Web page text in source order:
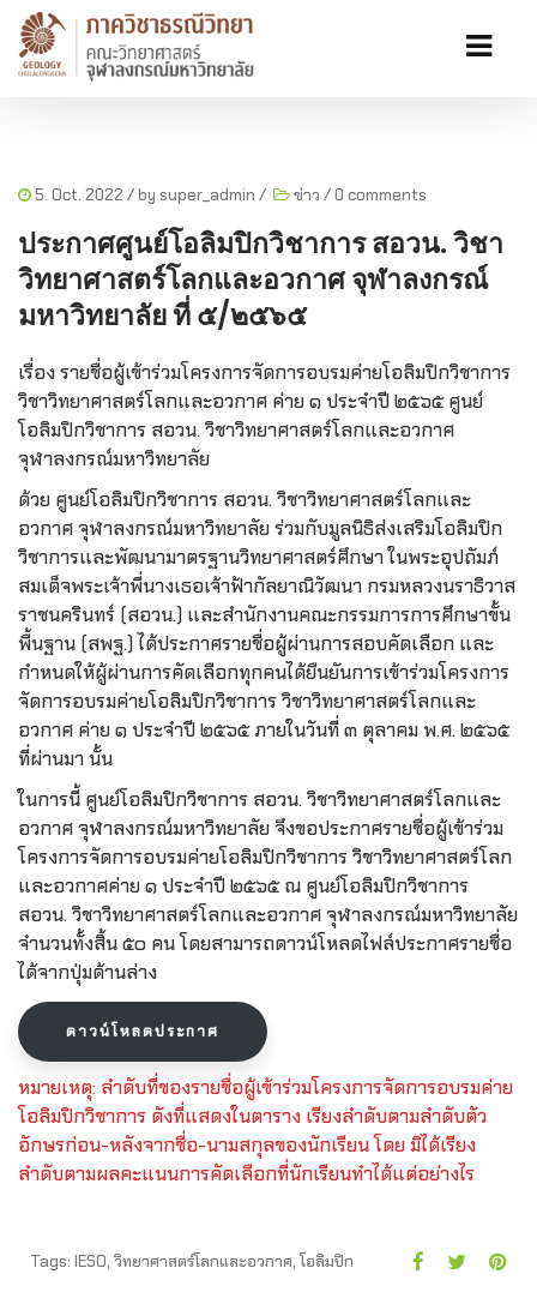
5. Oct. 2022 / by super_admin / ข่าว /0 comments
ประกาศศูนย์โอลิมปิกวิชาการ สอวน. วิชา
วิทยาศาสตร์โลกและอวกาศ จุฬาลงกรณ์
มหาวิทยาลัย ที่ ๕/๒๕๖๕
เรื่อง รายชื่อผู้เข้าร่วมโครงการจัดการอบรมค่ายโอลิมปิกวิชาการ
วิชาวิทยาศาสตร์โลกและอวกาศ ค่าย ๑ ประจำปี ๒๕๖๕ ศูนย์
โอลิมปิกวิชาการ สอวน. วิชาวิทยาศาสตร์โลกและอวกาศ
จุฬาลงกรณ์มหาวิทยาลัย
ด้วย ศูนย์โอลิมปิกวิชาการ สอวน. วิชาวิทยาศาสตร์โลกและ
อวกาศ จุฬาลงกรณ์มหาวิทยาลัย ร่วมกับมูลนิธิส่งเสริมโอลิมปิก
วิชาการและพัฒนามาตรฐานวิทยาศาสตร์ศึกษา ในพระอุปถัมภ์
สมเด็จพระเจ้าพี่นางเธอเจ้าฟ้ากัลยาณิวัฒนา กรมหลวงนราธิวาส
ราชนครินทร์ (สอวน.) และสำนักงานคณะกรรมการการศึกษาขั้น
พื้นฐาน (สพฐ.) ได้ประกาศรายชื่อผู้ผ่านการสอบคัดเลือก และ
กำหนดให้ผู้ผ่านการคัดเลือกทุกคนได้ยืนยันการเข้าร่วมโครงการ
จัดการอบรมค่ายโอลิมปิกวิชาการ วิชาวิทยาศาสตร์โลกและ
อวกาศ ค่าย ๑ ประจำปี ๒๕๖๕ ภายในวันที่ ๓ ตุลาคม พ.ศ. ๒๕๖๕
ที่ผ่านมา นั้น
ในการนี้ ศูนย์โอลิมปิกวิชาการ สอวน. วิชาวิทยาศาสตร์โลกและ
อวกาศ จุฬาลงกรณ์มหาวิทยาลัย จึงขอประกาศรายชื่อผู้เข้าร่วม
โครงการจัดการอบรมค่ายโอลิมปิกวิชาการ วิชาวิทยาศาสตร์โลก
และอวกาศค่าย ๑ ประจำปี ๒๕๖๕ ณ ศูนย์โอลิมปิกวิชาการ
สอวน. วิชาวิทยาศาสตร์โลกและอวกาศ จุฬาลงกรณ์มหาวิทยาลัย
จำนวนทั้งสิ้น ๕๐ คน โดยสามารถดาวน์โหลดไฟล์ประกาศรายชื่อ
ได้จากปุ่มด้านล่าง
ดาวน์โหลดประกาศ
หมายเหตุ: ลำดับที่ของรายชื่อผู้เข้าร่วมโครงการจัดการอบรมค่าย
โอลิมปิกวิชาการ ดังที่แสดงในตาราง เรียงลำดับตามลำดับตัว
อักษรก่อน-หลังจากชื่อ-นามสกุลของนักเรียน โดย มิได้เรียง
ลำดับตามผลคะแนนการคัดเลือกที่นักเรียนทำได้แต่อย่างไร
Tags: IESO, วิทยาศาสตร์โลกและอวกาศ,โอลิมปิก